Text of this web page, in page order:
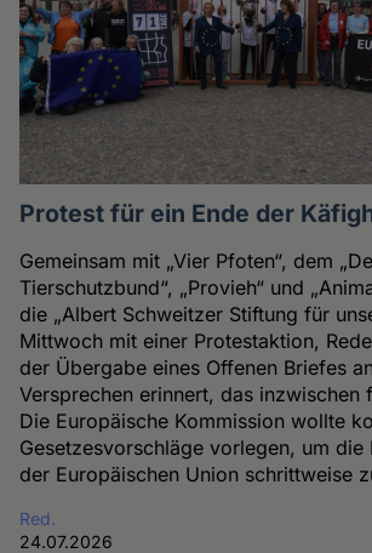
Protest für ein Ende der
Gemeinsam mit „Vier Pfoten“, dem
Tierschutzbund“, „Provieh“ und
die „Albert Schweitzer Stiftung für
Mittwoch mit einer Protestaktion,
der Übergabe eines Offenen Briefes
Versprechen erinnert, das inzwischen
Die Europäische Kommission wollte
Gesetzesvorschläge vorlegen, um die
der Europäischen Union schrittweise
Red.
24.07.2026